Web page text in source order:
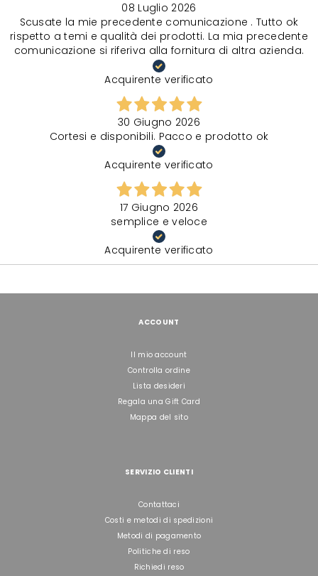
08 Luglio 2026
Scusate la mie precedente comunicazione . Tutto ok
rispetto a temi e qualità dei prodotti. La mia precedente
comunicazione si riferiva alla fornitura di altra azienda.
Acquirente verificato
30 Giugno 2026
Cortesi e disponibili. Pacco e prodotto ok
Acquirente verificato
17 Giugno 2026
semplice e veloce
Acquirente verificato
ACCOUNT
Il mio account
Controlla ordine
Lista desideri
Regala una Gift Card
Mappa del sito
SERVIZIO CLIENTI
Contattaci
Costi e metodi di spedizioni
Metodi di pagamento
Politiche di reso
Richiedi reso